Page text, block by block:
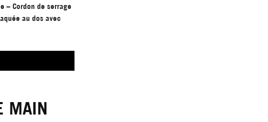
– Cordon de serrage
au dos avec
MAIN